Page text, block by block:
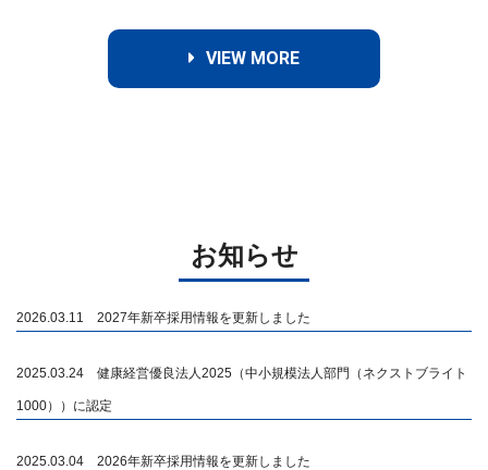
VIEW MORE
お知らせ
2026.03.11 2027年新卒採用情報を更新しました
2025.03.24 健康経営優良法人2025（中小規模法人部門（ネクストブライト
1000））に認定
2025.03.04 2026年新卒採用情報を更新しました